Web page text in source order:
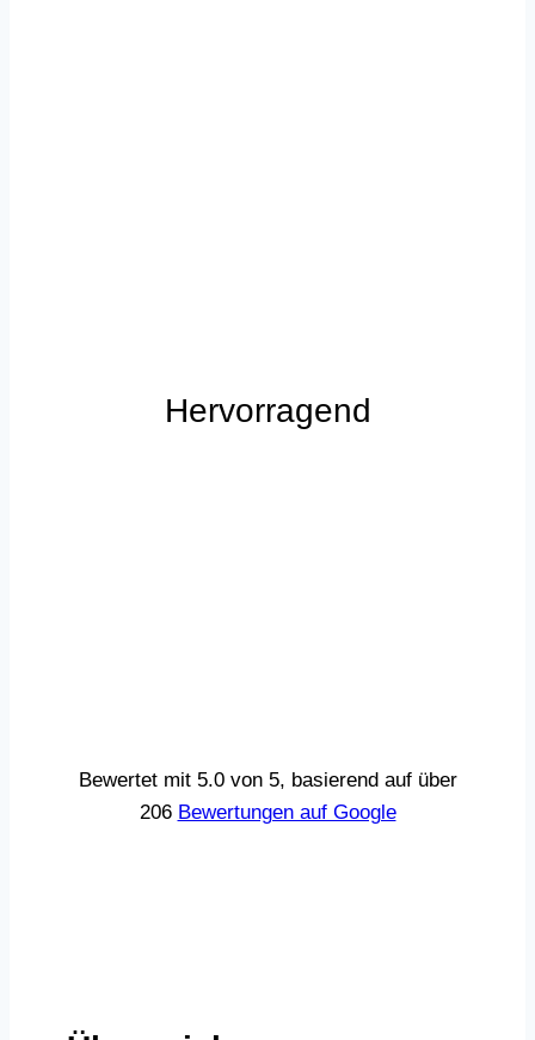
Hervorragend
Bewertet mit 5.0 von 5, basierend auf über
206 Bewertungen auf Google